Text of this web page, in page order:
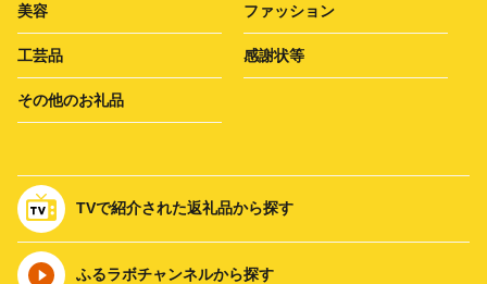
美容 ファッション
工芸品 感謝状等
その他のお礼品
TVで紹介された返礼品から探す
ふるラボチャンネルから探す